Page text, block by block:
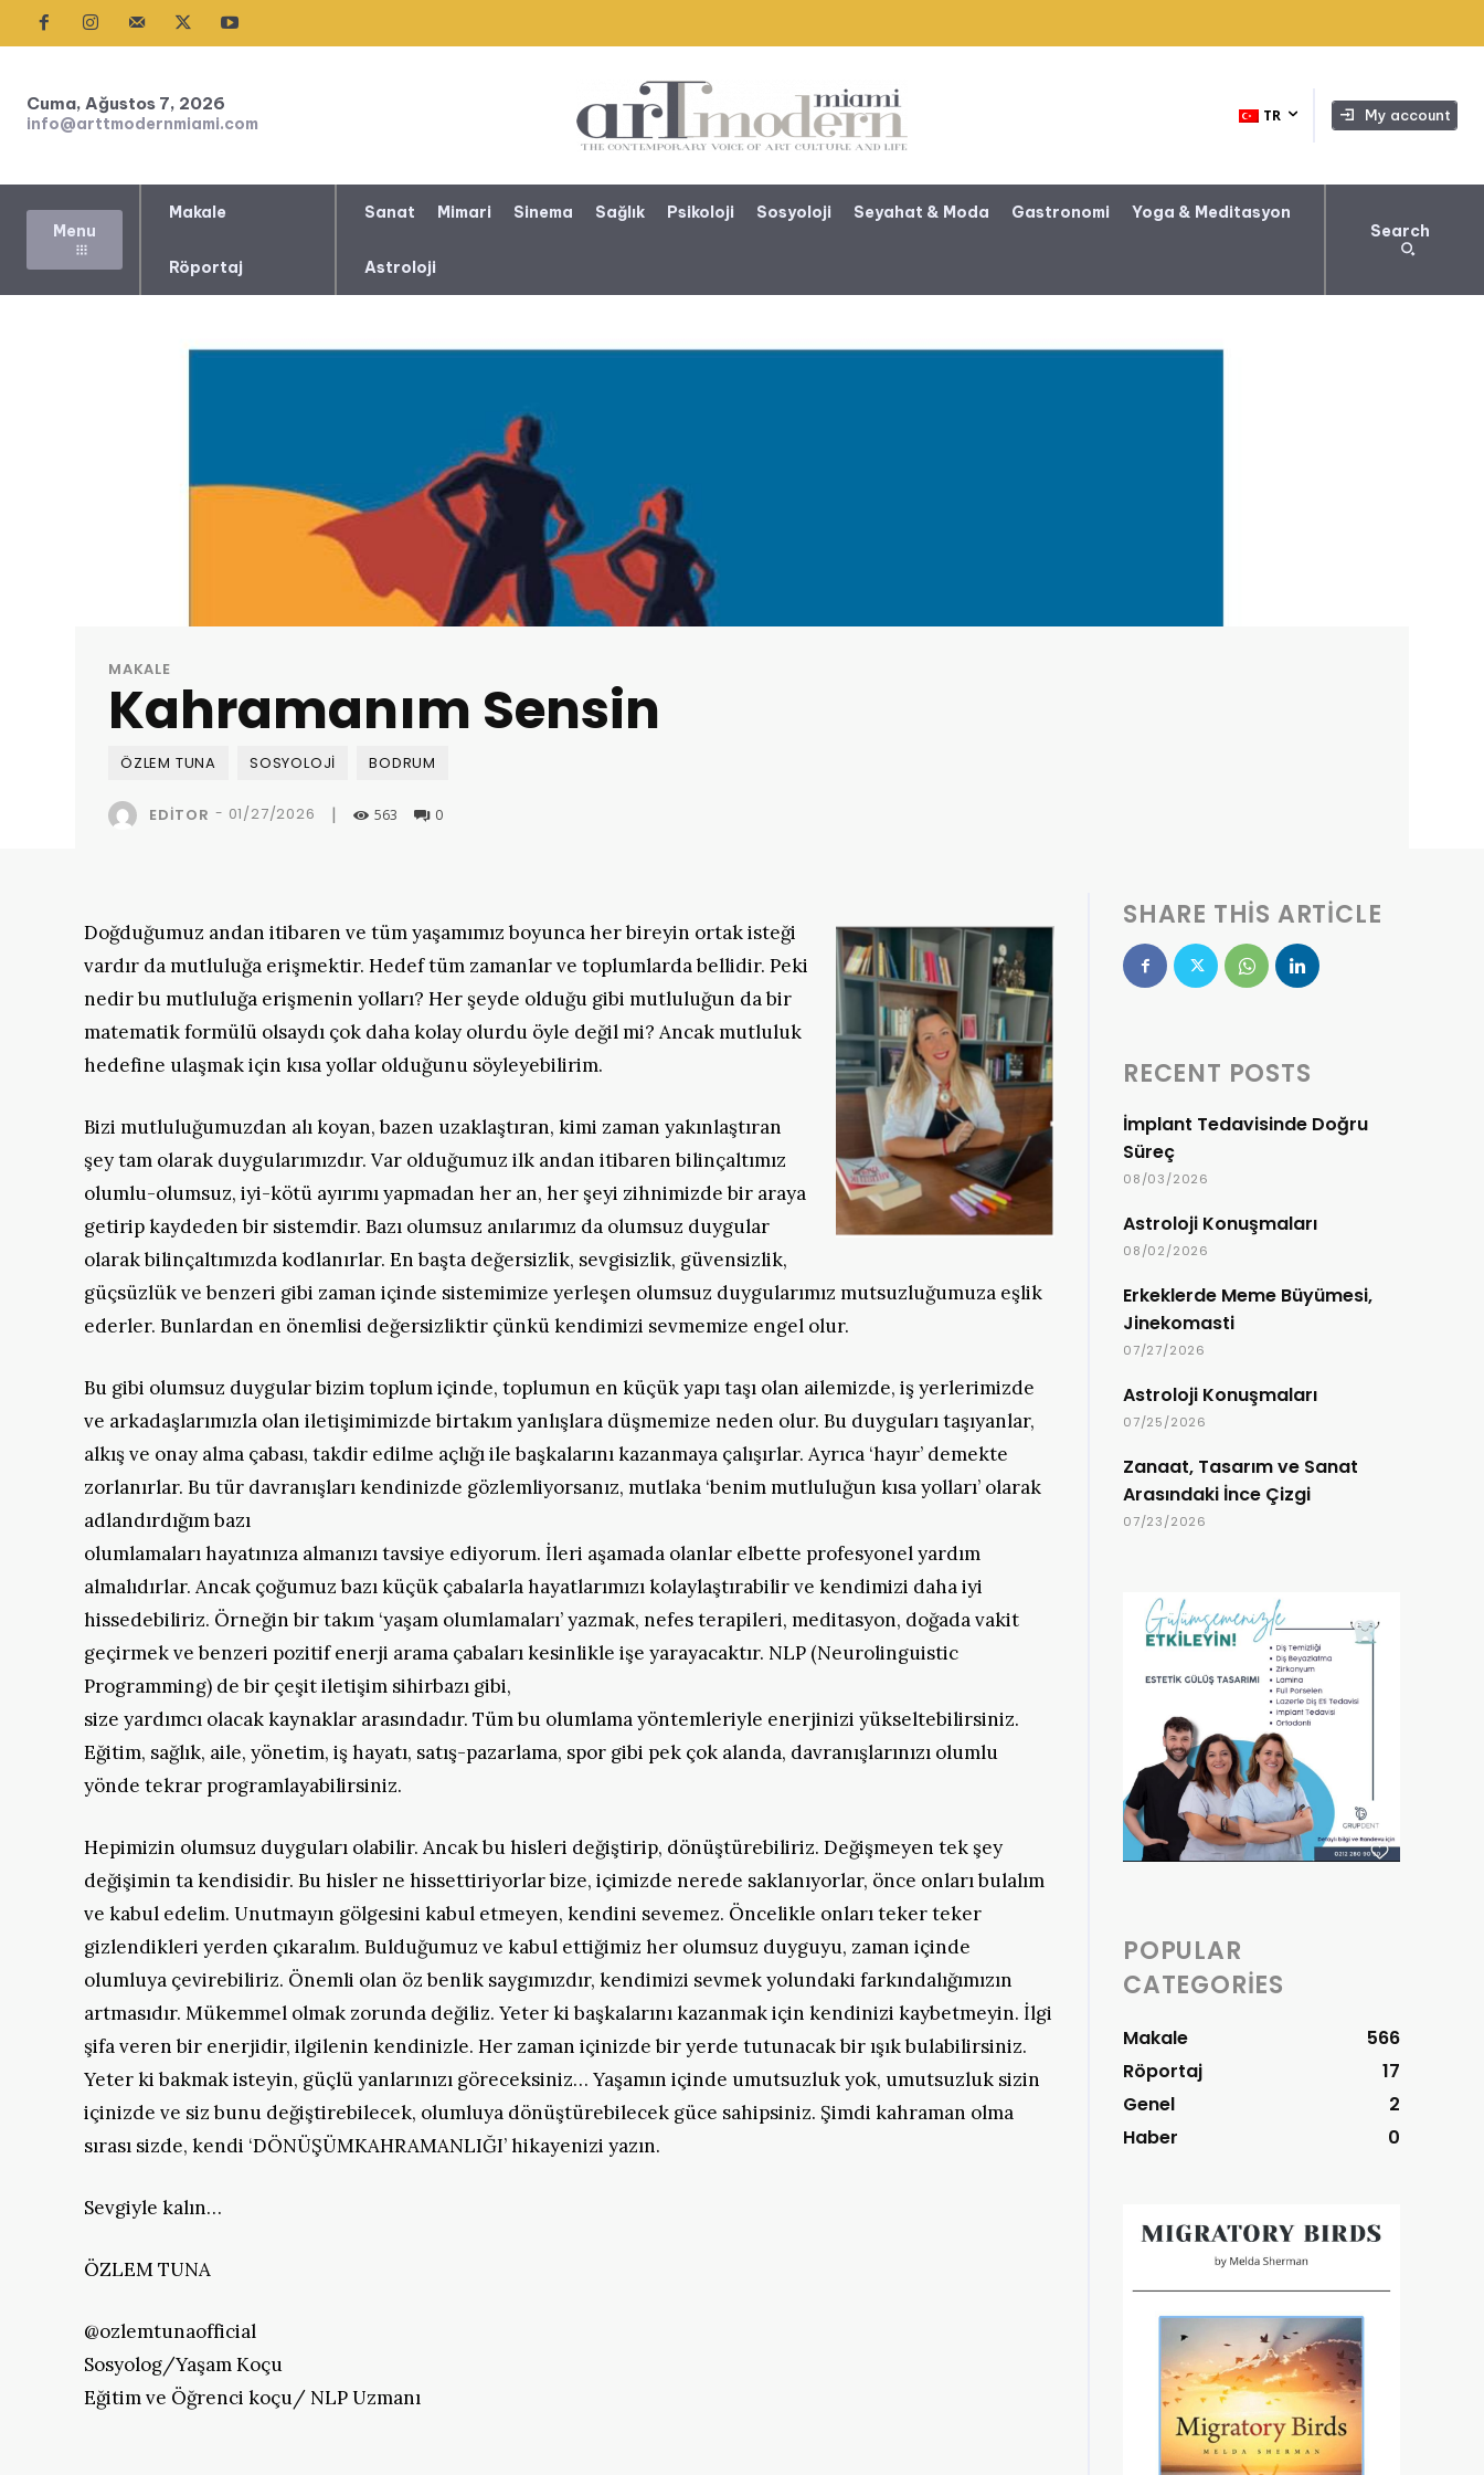
Cuma, Ağustos 7, 2026
info@arttmodernmiami.com TR My account
Menu
Makale
Röportaj
Sanat Mimari Sinema Sağlık Psikoloji Sosyoloji Seyahat & Moda Gastronomi Yoga & Meditasyon
Astroloji
Search
MAKALE
Kahramanım Sensin
ÖZLEM TUNA SOSYOLOJI BODRUM
EDITOR - 01/27/2026 | 563 0
Doğduğumuz andan itibaren ve tüm yaşamımız boyunca her bireyin ortak isteği
vardır da mutluluğa erişmektir. Hedef tüm zamanlar ve toplumlarda bellidir. Peki
nedir bu mutluluğa erişmenin yolları? Her şeyde olduğu gibi mutluluğun da bir
matematik formülü olsaydı çok daha kolay olurdu öyle değil mi? Ancak mutluluk
hedefine ulaşmak için kısa yollar olduğunu söyleyebilirim.
Bizi mutluluğumuzdan alı koyan, bazen uzaklaştıran, kimi zaman yakınlaştıran
şey tam olarak duygularımızdır. Var olduğumuz ilk andan itibaren bilinçaltımız
olumlu-olumsuz, iyi-kötü ayırımı yapmadan her an, her şeyi zihnimizde bir araya
getirip kaydeden bir sistemdir. Bazı olumsuz anılarımız da olumsuz duygular
olarak bilinçaltımızda kodlanırlar. En başta değersizlik, sevgisizlik, güvensizlik,
güçsüzlük ve benzeri gibi zaman içinde sistemimize yerleşen olumsuz duygularımız mutsuzluğumuza eşlik
ederler. Bunlardan en önemlisi değersizliktir çünkü kendimizi sevmemize engel olur.
Bu gibi olumsuz duygular bizim toplum içinde, toplumun en küçük yapı taşı olan ailemizde, iş yerlerimizde
ve arkadaşlarımızla olan iletişimimizde birtakım yanlışlara düşmemize neden olur. Bu duyguları taşıyanlar,
alkış ve onay alma çabası, takdir edilme açlığı ile başkalarını kazanmaya çalışırlar. Ayrıca ‘hayır’ demekte
zorlanırlar. Bu tür davranışları kendinizde gözlemliyorsanız, mutlaka ‘benim mutluluğun kısa yolları’ olarak
adlandırdığım bazı
olumlamaları hayatınıza almanızı tavsiye ediyorum. İleri aşamada olanlar elbette profesyonel yardım
almalıdırlar. Ancak çoğumuz bazı küçük çabalarla hayatlarımızı kolaylaştırabilir ve kendimizi daha iyi
hissedebiliriz. Örneğin bir takım ‘yaşam olumlamaları’ yazmak, nefes terapileri, meditasyon, doğada vakit
geçirmek ve benzeri pozitif enerji arama çabaları kesinlikle işe yarayacaktır. NLP (Neurolinguistic
Programming) de bir çeşit iletişim sihirbazı gibi,
size yardımcı olacak kaynaklar arasındadır. Tüm bu olumlama yöntemleriyle enerjinizi yükseltebilirsiniz.
Eğitim, sağlık, aile, yönetim, iş hayatı, satış-pazarlama, spor gibi pek çok alanda, davranışlarınızı olumlu
yönde tekrar programlayabilirsiniz.
Hepimizin olumsuz duyguları olabilir. Ancak bu hisleri değiştirip, dönüştürebiliriz. Değişmeyen tek şey
değişimin ta kendisidir. Bu hisler ne hissettiriyorlar bize, içimizde nerede saklanıyorlar, önce onları bulalım
ve kabul edelim. Unutmayın gölgesini kabul etmeyen, kendini sevemez. Öncelikle onları teker teker
gizlendikleri yerden çıkaralım. Bulduğumuz ve kabul ettiğimiz her olumsuz duyguyu, zaman içinde
olumluya çevirebiliriz. Önemli olan öz benlik saygımızdır, kendimizi sevmek yolundaki farkındalığımızın
artmasıdır. Mükemmel olmak zorunda değiliz. Yeter ki başkalarını kazanmak için kendinizi kaybetmeyin. İlgi
şifa veren bir enerjidir, ilgilenin kendinizle. Her zaman içinizde bir yerde tutunacak bir ışık bulabilirsiniz.
Yeter ki bakmak isteyin, güçlü yanlarınızı göreceksiniz… Yaşamın içinde umutsuzluk yok, umutsuzluk sizin
içinizde ve siz bunu değiştirebilecek, olumluya dönüştürebilecek güce sahipsiniz. Şimdi kahraman olma
sırası sizde, kendi ‘DÖNÜŞÜMKAHRAMANLIĞI’ hikayenizi yazın.
Sevgiyle kalın…
ÖZLEM TUNA
@ozlemtunaofficial
Sosyolog/Yaşam Koçu
Eğitim ve Öğrenci koçu/ NLP Uzmanı
SHARE THIS ARTICLE
RECENT POSTS
İmplant Tedavisinde Doğru
Süreç
08/03/2026
Astroloji Konuşmaları
08/02/2026
Erkeklerde Meme Büyümesi,
Jinekomasti
07/27/2026
Astroloji Konuşmaları
07/25/2026
Zanaat, Tasarım ve Sanat
Arasındaki İnce Çizgi
07/23/2026
POPULAR
CATEGORIES
Makale
566
Röportaj
17
Genel
2
Haber
0